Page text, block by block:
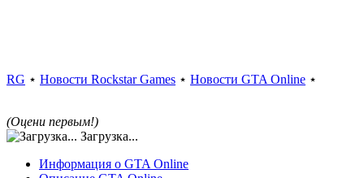
RG ⋆ Новости Rockstar Games ⋆ Новости GTA Online ⋆
(Оцени первым!)
Загрузка...
Информация о GTA Online